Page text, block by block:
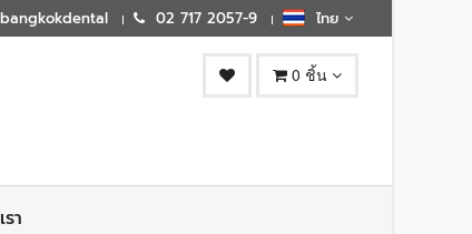
02 717 2057-9 ไทย
0 ชิ้น
า